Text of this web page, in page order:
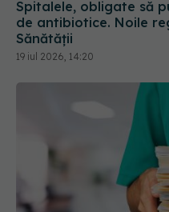
Spitalele, obligate să
de antibiotice. Noile
Sănătății
19 iul 2026, 14:20